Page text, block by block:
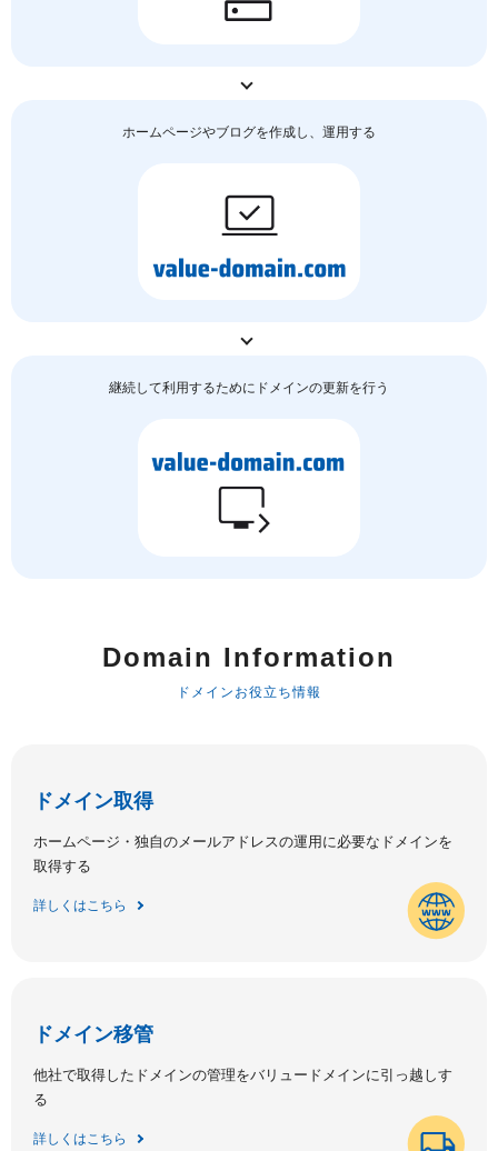
ホームページやブログを作成し、運用する
継続して利用するためにドメインの更新を行う
Domain Information
ドメインお役立ち情報
ドメイン取得
ホームページ・独自のメールアドレスの運用に必要なドメインを
取得する
詳しくはこちら
ドメイン移管
他社で取得したドメインの管理をバリュードメインに引っ越しす
る
詳しくはこちら